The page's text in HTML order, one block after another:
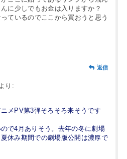
に少しでもお金は入りますか？
ているのでここから買おうと思う
返信
より:
メPV第3弾そろそろ来そうです
で4月ありそう。去年の冬に劇場
休み期間での劇場版公開は濃厚で